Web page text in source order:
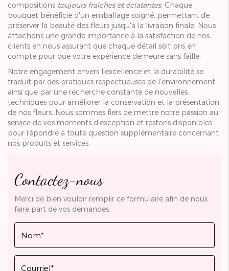
compositions toujours fraîches et éclatantes. Chaque
bouquet bénéficie d'un emballage soigné, permettant de
préserver la beauté des fleurs jusqu'à la livraison finale. Nous
attachons une grande importance à la satisfaction de nos
clients en nous assurant que chaque détail soit pris en
compte pour que votre expérience demeure sans faille.
Notre engagement envers l'excellence et la durabilité se
traduit par des pratiques respectueuses de l'environnement,
ainsi que par une recherche constante de nouvelles
techniques pour améliorer la conservation et la présentation
de nos fleurs. Nous sommes fiers de mettre notre passion au
service de vos moments d'exception et restons disponibles
pour répondre à toute question supplémentaire concernant
nos produits et services.
Contactez-nous
Merci de bien vouloir remplir ce formulaire afin de nous
faire part de vos demandes.